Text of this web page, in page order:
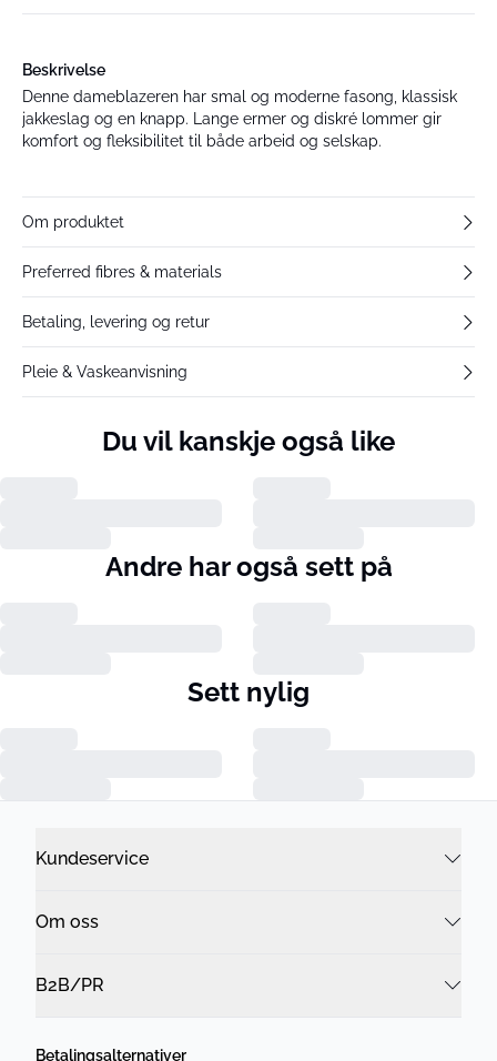
Beskrivelse
Denne dameblazeren har smal og moderne fasong, klassisk
jakkeslag og en knapp. Lange ermer og diskré lommer gir
komfort og fleksibilitet til både arbeid og selskap.
Om produktet
Preferred fibres & materials
Betaling, levering og retur
Pleie & Vaskeanvisning
Du vil kanskje også like
Andre har også sett på
Sett nylig
Kundeservice
Om oss
B2B/PR
Betalingsalternativer